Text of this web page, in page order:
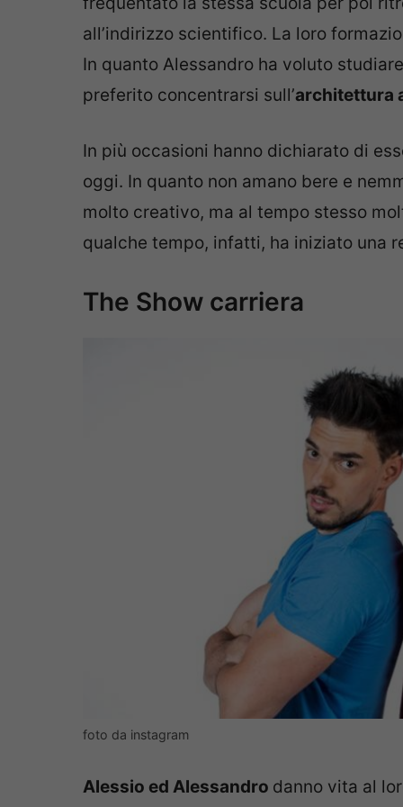
all’indirizzo scientifico. La loro
In quanto Alessandro ha voluto studiare
preferito concentrarsi sull’architettura
In più occasioni hanno dichiarato di
oggi. In quanto non amano bere e
molto creativo, ma al tempo stesso
qualche tempo, infatti, ha iniziato una
The Show carriera
foto da instagram
Alessio ed Alessandro danno vita al